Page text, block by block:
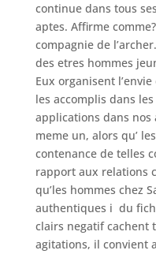
continue dans tous
aptes. Affirme
compagnie de
des etres hommes
Eux organisent
les accomplis dans
applications dans nos
meme un, alors qu’
contenance de telles
rapport aux relations
qu’les hommes chez
authentiques i du
clairs negatif cachent
agitations, il convient